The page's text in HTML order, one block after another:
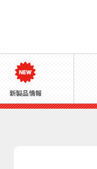
新製品情報